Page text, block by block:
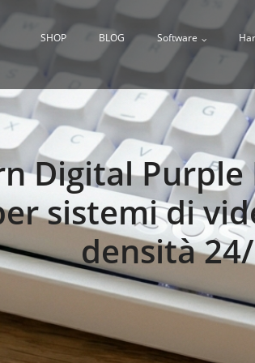
SHOP BLOG Software
Digital Purple
sistemi di
densità